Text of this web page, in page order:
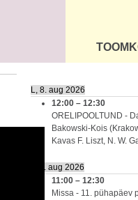
L, 8. aug 2026
12:00 – 12:30
ORELIPOOLTUND -
Bakowski-Kois
Kavas F. Liszt, N. W.
P, 9. aug 2026
11:00 – 12:30
Missa - 11. pühapäev